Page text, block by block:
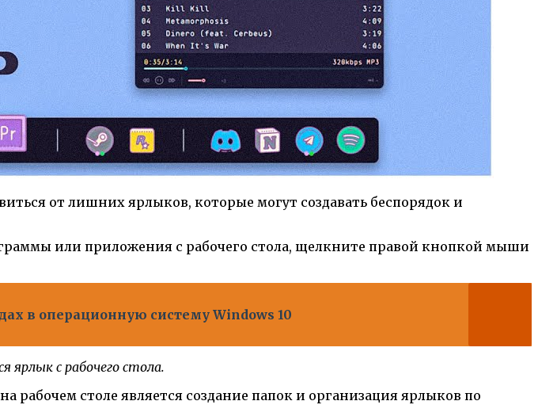
от лишних ярлыков, которые могут создавать беспорядок и
или приложения с рабочего стола, щелкните правой кнопкой мыши
в операционную систему Windows 10
ярлык с рабочего стола.
рабочем столе является создание папок и организация ярлыков по